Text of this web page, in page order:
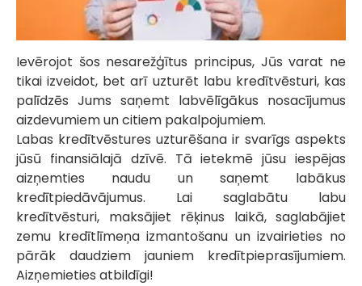
Ievērojot šos nesarežģītus principus, Jūs varat ne
tikai izveidot, bet arī uzturēt labu kredītvēsturi, kas
palīdzēs Jums saņemt labvēlīgākus nosacījumus
aizdevumiem un citiem pakalpojumiem.
Labas kredītvēstures uzturēšana ir svarīgs aspekts
jūsū finansiālajā dzīvē. Tā ietekmē jūsu iespējas
aizņemties naudu un saņemt labākus
kredītpiedāvājumus. Lai saglabātu labu
kredītvēsturi, maksājiet rēķinus laikā, saglabājiet
zemu kredītlīmeņa izmantošanu un izvairieties no
pārāk daudziem jauniem kredītpieprasījumiem.
Aizņemieties atbildīgi!